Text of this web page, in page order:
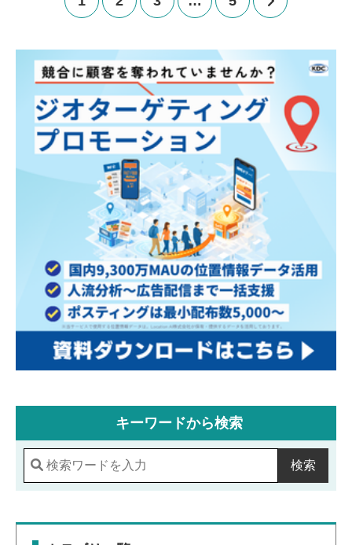
キーワードから検索
検索